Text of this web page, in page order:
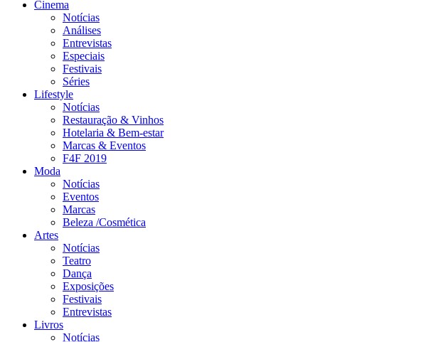
Cinema
Notícias
Análises
Entrevistas
Especiais
Festivais
Séries
Lifestyle
Notícias
Restauração & Vinhos
Hotelaria & Bem-estar
Marcas & Eventos
F4F 2019
Moda
Notícias
Eventos
Marcas
Beleza /Cosmética
Artes
Notícias
Teatro
Dança
Exposições
Festivais
Entrevistas
Livros
Notícias